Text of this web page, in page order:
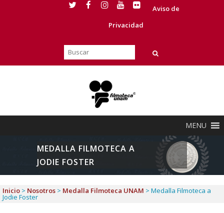
Aviso de
Privacidad
MENU
MEDALLA FILMOTECA A
JODIE FOSTER
Inicio > Nosotros > Medalla Filmoteca UNAM > Medalla Filmoteca a
Jodie Foster